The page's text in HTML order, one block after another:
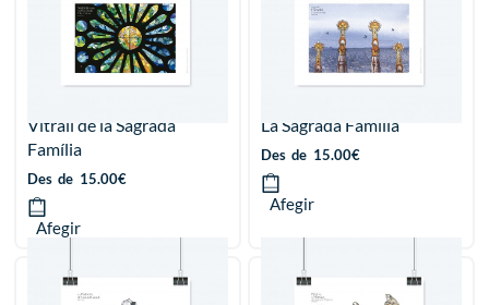
Vitrall de la Sagrada
Família
Des de 15.00€
Afegir
La Sagrada Família
Des de 15.00€
Afegir